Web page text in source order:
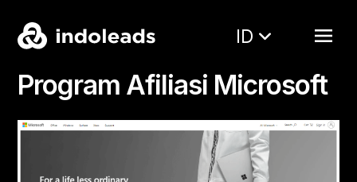
ID
Program Afiliasi Microsoft